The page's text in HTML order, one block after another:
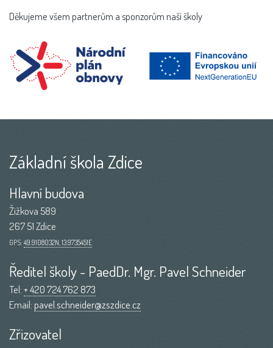
Děkujeme všem partnerům a sponzorům naší školy
Základní škola Zdice
Hlavní budova
Žižkova 589
267 51 Zdice
GPS: 49.9108032N, 13.9735451E
Ředitel školy - PaedDr. Mgr. Pavel Schneider
Tel:+ 420 724 762 873
Email:pavel.schneider@zszdice.cz
Zřizovatel